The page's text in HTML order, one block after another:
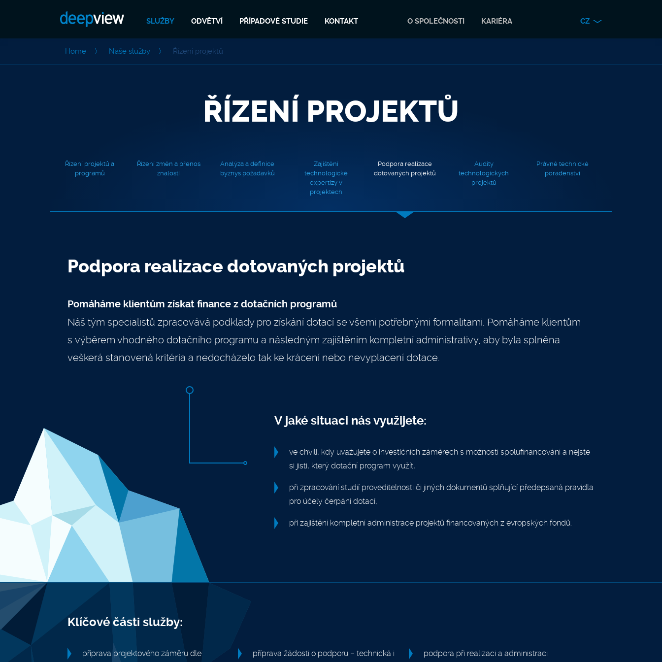
SLUŽBY ODVĚTVÍ PŘÍPADOVÉ STUDIE KONTAKT O SPOLEČNOSTI KARIÉRA CZ
Home Naše služby Řízení projektů
ŘÍZENÍ PROJEKTŮ
Řízení projektů a
programů
Řízení změn a přenos
znalostí
Analýza a definice
byznys požadavků
Zajištění
technologické
expertízy v
projektech
Podpora realizace
dotovaných projektů
Audity
technologických
projektů
Právně technické
poradenství
Podpora realizace dotovaných projektů
Pomáháme klientům získat finance z dotačních programů
Náš tým specialistů zpracovává podklady pro získání dotací se všemi potřebnými formalitami. Pomáháme klientům
s výběrem vhodného dotačního programu a následným zajištěním kompletní administrativy, aby byla splněna
veškerá stanovená kritéria a nedocházelo tak ke krácení nebo nevyplacení dotace.
V jaké situaci nás využijete:
ve chvíli, kdy uvažujete o investičních záměrech s možností spolufinancování a nejste
si jisti, který dotační program využít,
při zpracování studií proveditelnosti či jiných dokumentů splňující předepsaná pravidla
pro účely čerpání dotací,
při zajištění kompletní administrace projektů financovaných z evropských fondů.
Klíčové části služby:
příprava projektového záměru dle příprava žádosti o podporu – technická i podpora při realizaci a administraci